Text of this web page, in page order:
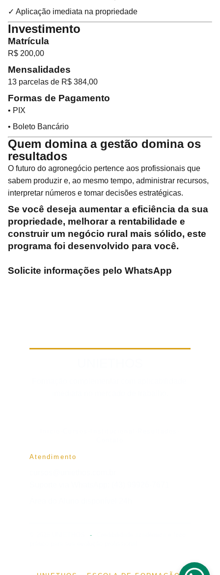
✓ Aplicação imediata na propriedade
Investimento
Matrícula
R$ 200,00
Mensalidades
13 parcelas de R$ 384,00
Formas de Pagamento
• PIX
• Boleto Bancário
Quem domina a gestão domina os
resultados
O futuro do agronegócio pertence aos profissionais que
sabem produzir e, ao mesmo tempo, administrar recursos,
interpretar números e tomar decisões estratégicas.
Se você deseja aumentar a eficiência da sua
propriedade, melhorar a rentabilidade e
construir um negócio rural mais sólido, este
programa foi desenvolvido para você.
Solicite informações pelo WhatsApp
Atendimento
-